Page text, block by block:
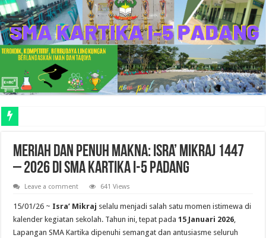
Meriah dan Penuh Makna: Isra’ Mikraj 1447
– 2026 di SMA Kartika I-5 Padang
Leave a comment 641 Views
15/01/26 ~ Isra’ Mikraj selalu menjadi salah satu momen istimewa di
kalender kegiatan sekolah. Tahun ini, tepat pada15 Januari 2026,
Lapangan SMA Kartika dipenuhi semangat dan antusiasme seluruh